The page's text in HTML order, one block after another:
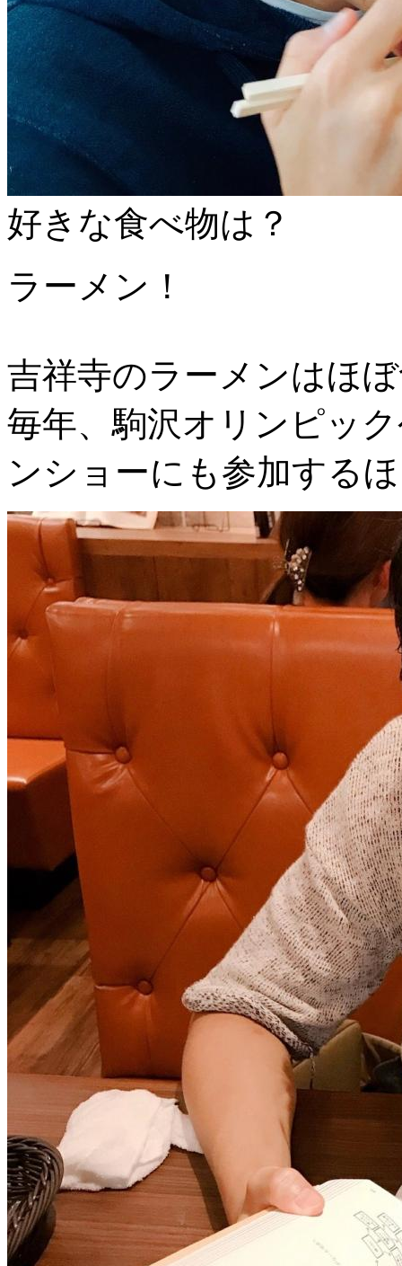
好きな食べ物は？
ラーメン！
吉祥寺のラーメンはほ
毎年、駒沢オリンピッ
ンショーにも参加する